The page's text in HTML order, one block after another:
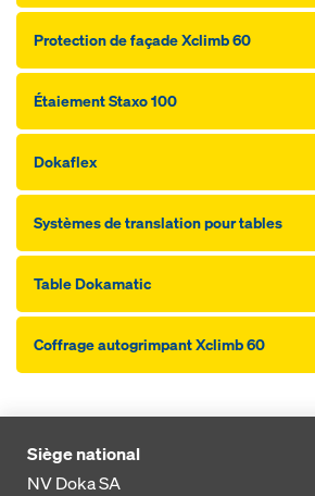
Protection de façade Xclimb 60
Étaiement Staxo 100
Dokaflex
Systèmes de translation pour tables
Table Dokamatic
Coffrage autogrimpant Xclimb 60
Siège national
NV Doka SA